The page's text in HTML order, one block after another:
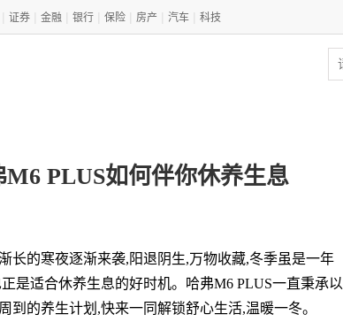
证券 金融 银行 保险 房产 汽车 科技
PLUS如何伴你休养生息
长的寒夜逐渐来袭,阳退阴生,万物收藏,冬季虽是一年
是适合休养生息的好时机。哈弗M6 PLUS一直秉承以
到的养生计划,快来一同解锁舒心生活,温暖一冬。